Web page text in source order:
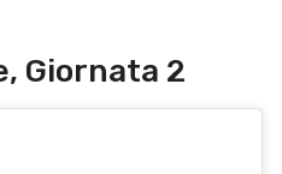
Giornata 2